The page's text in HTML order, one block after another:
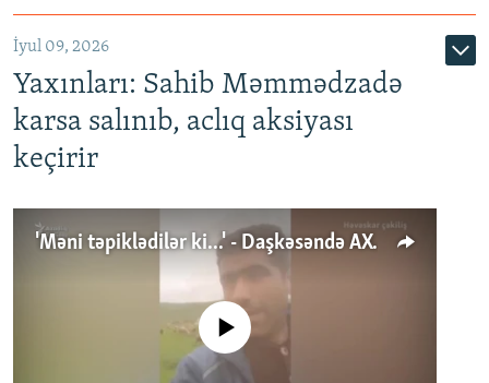
İyul 09, 2026
Yaxınları: Sahib Məmmədzadə
karsa salınıb, aclıq aksiyası
keçirir
'Məni təpiklədilər ki...' - Daşkəsəndə AXCP fəalının yaxınları onun həbsinə etiraz edirlər
No media source currently available